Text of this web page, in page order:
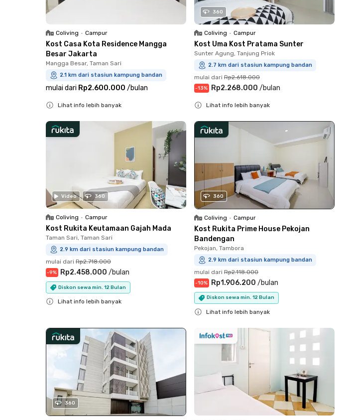
Coliving • Campur
Kost Casa Kota Residence Mangga
Besar Jakarta
Mangga Besar, Taman Sari
2.1 km dari stasiun kampung bandan
mulai dari Rp2.600.000 /bulan
Lihat info lebih banyak
360
Coliving • Campur
Kost Uma Kost Pratama Sunter
Sunter Agung, Tanjung Priok
2.7 km dari stasiun kampung bandan
mulai dari Rp2.618.000
-13% Rp2.268.000 /bulan
Lihat info lebih banyak
Video 360
Coliving • Campur
Kost Rukita Keutamaan Gajah Mada
Taman Sari, Taman Sari
2.9 km dari stasiun kampung bandan
mulai dari Rp2.718.000
-9% Rp2.458.000 /bulan
Diskon sewa min. 12 Bulan
Lihat info lebih banyak
360
Coliving • Campur
Kost Rukita Prime House Pekojan
Bandengan
Pekojan, Tambora
2.9 km dari stasiun kampung bandan
mulai dari Rp2.118.000
-10% Rp1.906.200 /bulan
Diskon sewa min. 12 Bulan
Lihat info lebih banyak
360